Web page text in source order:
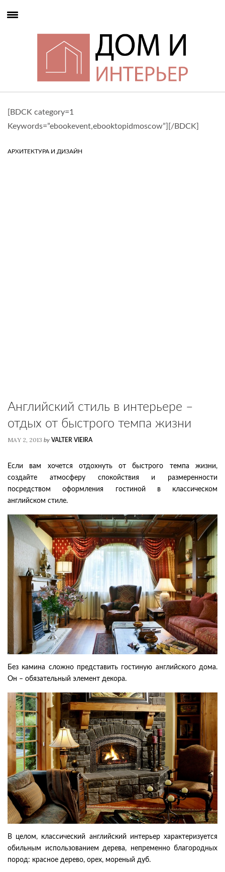
[BDCK category=1
Keywords=”ebookevent,ebooktopidmoscow”][/BDCK]
АРХИТЕКТУРА И ДИЗАЙН
Английский стиль в интерьере –
отдых от быстрого темпа жизни
MAY 2, 2013 by VALTER VIEIRA
Если вам хочется отдохнуть от быстрого темпа жизни,
создайте атмосферу спокойствия и размеренности
посредством оформления гостиной в классическом
английском стиле.
Без камина сложно представить гостиную английского дома.
Он – обязательный элемент декора.
В целом, классический английский интерьер характеризуется
обильным использованием дерева, непременно благородных
пород: красное дерево, орех, мореный дуб.